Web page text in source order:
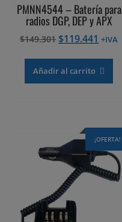
PMNN4544 – Batería para
radios DGP, DEP y APX
$149.301 El
original
era:
$119.441 El
actual
es:
+IVA
Añadir al carrito
¡OFERTA!